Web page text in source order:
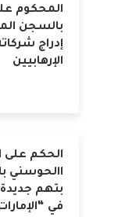
المحكوم
بالسجن
إدراج
الإرهابيين
الحكم
االحوسني
بتهم جديدة